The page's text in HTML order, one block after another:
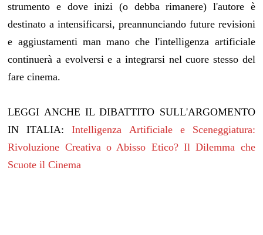
strumento e dove inizi (o debba rimanere) l'autore è
destinato a intensificarsi, preannunciando future revisioni
e aggiustamenti man mano che l'intelligenza artificiale
continuerà a evolversi e a integrarsi nel cuore stesso del
fare cinema.
LEGGI ANCHE IL DIBATTITO SULL'ARGOMENTO
IN ITALIA:Intelligenza Artificiale e Sceneggiatura:
Rivoluzione Creativa o Abisso Etico? Il Dilemma che
Scuote il Cinema